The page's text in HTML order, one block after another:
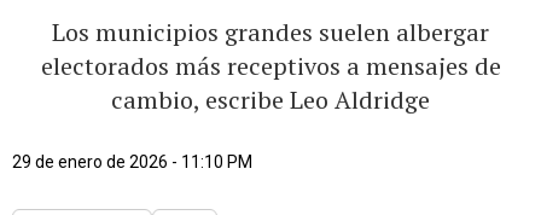
Los municipios grandes suelen albergar
electorados más receptivos a mensajes de
cambio, escribe Leo Aldridge
29 de enero de 2026 - 11:10 PM